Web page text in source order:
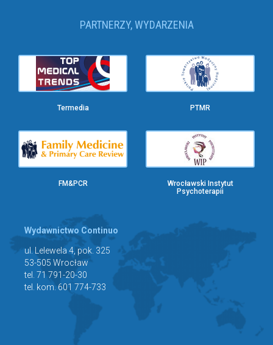
PARTNERZY, WYDARZENIA
Termedia PTMR
FM&PCR
Wrocławski Instytut
Psychoterapii
Wydawnictwo Continuo
ul. Lelewela 4, pok. 325
53-505 Wrocław
tel. 71 791-20-30
tel. kom. 601 774-733